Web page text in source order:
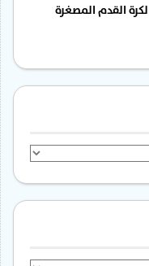
القدم المصغرة